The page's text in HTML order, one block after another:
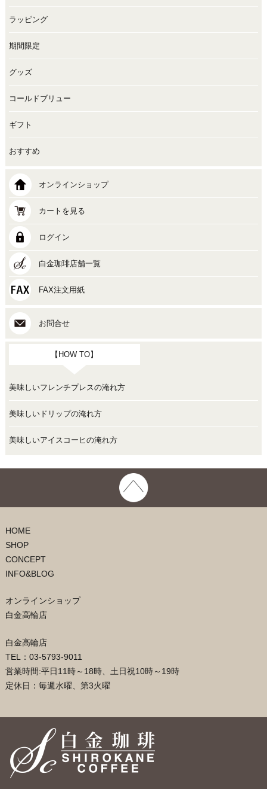
ラッピング
期間限定
グッズ
コールドブリュー
ギフト
おすすめ
オンラインショップ
カートを見る
ログイン
白金珈琲店舗一覧
FAX注文用紙
お問合せ
【HOW TO】
美味しいフレンチプレスの淹れ方
美味しいドリップの淹れ方
美味しいアイスコーヒの淹れ方
HOME
SHOP
CONCEPT
INFO&BLOG
オンラインショップ
白金高輪店
白金高輪店
TEL：03-5793-9011
営業時間:平日11時～18時、土日祝10時～19時
定休日：毎週水曜、第3火曜